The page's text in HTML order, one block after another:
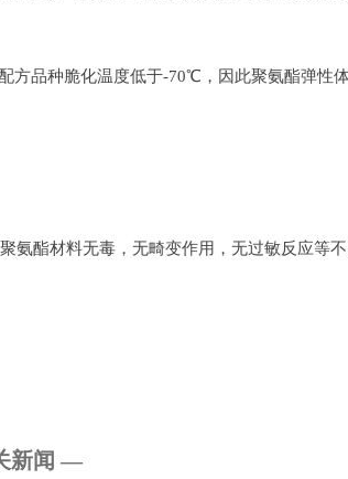
品种脆化温度低于-70℃，因此聚氨酯弹性
酯材料无毒，无畸变作用，无过敏反应等不
新闻 —